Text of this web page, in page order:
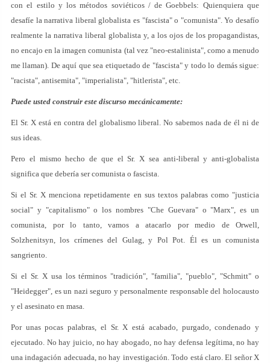
con el estilo y los métodos soviéticos / de Goebbels: Quienquiera que
desafíe la narrativa liberal globalista es "fascista" o "comunista". Yo desafío
realmente la narrativa liberal globalista y, a los ojos de los propagandistas,
no encajo en la imagen comunista (tal vez "neo-estalinista", como a menudo
me llaman). De aquí que sea etiquetado de "fascista" y todo lo demás sigue:
"racista", antisemita", "imperialista", "hitlerista", etc.
Puede usted construir este discurso mecánicamente:
El Sr. X está en contra del globalismo liberal. No sabemos nada de él ni de
sus ideas.
Pero el mismo hecho de que el Sr. X sea anti-liberal y anti-globalista
significa que debería ser comunista o fascista.
Si el Sr. X menciona repetidamente en sus textos palabras como "justicia
social" y "capitalismo" o los nombres "Che Guevara" o "Marx", es un
comunista, por lo tanto, vamos a atacarlo por medio de Orwell,
Solzhenitsyn, los crímenes del Gulag, y Pol Pot. Él es un comunista
sangriento.
Si el Sr. X usa los términos "tradición", "familia", "pueblo", "Schmitt" o
"Heidegger", es un nazi seguro y personalmente responsable del holocausto
y el asesinato en masa.
Por unas pocas palabras, el Sr. X está acabado, purgado, condenado y
ejecutado. No hay juicio, no hay abogado, no hay defensa legítima, no hay
una indagación adecuada, no hay investigación. Todo está claro. El señor X